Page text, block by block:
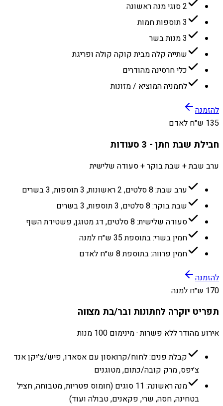
2 סוגי מנה ראשונה
3 תוספות חמות
3 מנות בשר
שתייה קלה מבית קוקה קולה ופריגת
כלי חרסינה מהודרים
לחמניה המוציא / מזונות
להזמנה
135 ש״ח לאדם
חבילת שבת חתן - 3 סעודות
ערב שבת + שבת בוקר + סעודה שלישית
ערב שבת: 8 סלטים, 2 ראשונות, 3 תוספות, 3 בשרים
שבת בוקר: 8 סלטים, 3 תוספות, 3 בשרים
סעודה שלישית: 8 סלטים, דג מטוגן, פשטידת השף
חמין בשרי: בתוספת 35 ש״ח למנה
חמין פרווה: בתוספת 8 ש״ח לאדם
להזמנה
170 ש״ח למנה
תפריט יוקרה לחתונות ובר/בת מצווה
אירוע מהודר ללא פשרות · מינימום 100 מנות
קבלת פנים: לחוח/קרואסון עם אסאדו, פיש/צ׳יקן אנד
צ׳יפס, מרק קובה/כתום, מטוגנים
מנה ראשונה: 11 סוגים (חומוס פטריות, מטבוחה, חציל
בטחינה, חסה, שרי, פקאנים, טבולה ועוד)